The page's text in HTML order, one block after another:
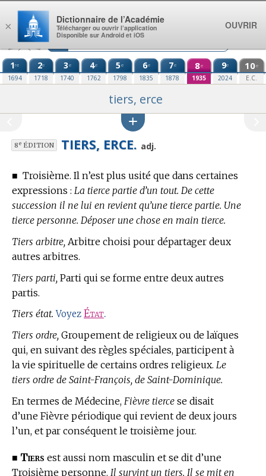
Aller au contenu
1re
1694
2e
1718
3e
1740
4e
1762
5e
1798
6e
1835
7e
1878
8e
1935
9e
2024
10e
E.C.
tiers, erce
8eÉDITION TIERS, ERCE. adj.
■ Troisième. Il n’est plus usité que dans certaines
expressions : La tierce partie d’un tout. De cette
succession il ne lui en revient qu’une tierce partie. Une
tierce personne. Déposer une chose en main tierce.
Tiers arbitre, Arbitre choisi pour départager deux
autres arbitres.
Tiers parti, Parti qui se forme entre deux autres
partis.
Tiers état. Voyez État.
Tiers ordre, Groupement de religieux ou de laïques
qui, en suivant des règles spéciales, participent à
la vie spirituelle de certains ordres religieux. Le
tiers ordre de Saint-François, de Saint-Dominique.
En termes de Médecine, Fièvre tierce se disait
d’une Fièvre périodique qui revient de deux jours
l’un, et par conséquent le troisième jour.
■ Tiers est aussi nom masculin et se dit d’une
Troisième personne. Il survint un tiers. Il se mit en
×
Dictionnaire de l’Académie
Télécharger ou ouvrir l’application
Disponible sur Android et iOS
OUVRIR